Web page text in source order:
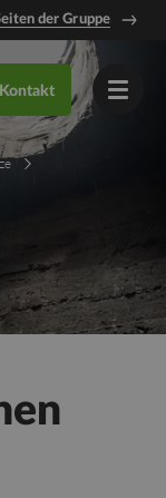
der Gruppe
Kontakt